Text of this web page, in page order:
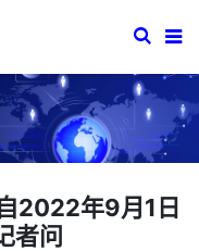
2022年9月1日
者问